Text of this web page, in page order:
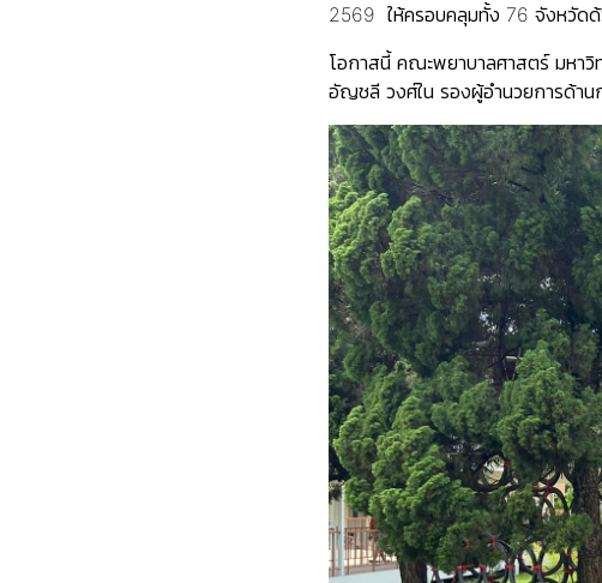
2569 ให้ครอบคลุมทั้ง 76 จังหวัด
โอกาสนี้ คณะพยาบาลศาสตร์ มหา
อัญชลี วงศ์ใน รองผู้อำนวยการด้า